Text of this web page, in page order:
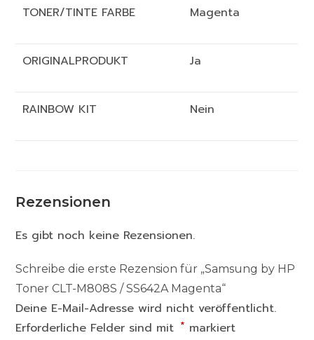
TONER/TINTE FARBE Magenta
ORIGINALPRODUKT Ja
RAINBOW KIT Nein
Rezensionen
Es gibt noch keine Rezensionen.
Schreibe die erste Rezension für „Samsung by HP
Toner CLT-M808S / SS642A Magenta“
Deine E-Mail-Adresse wird nicht veröffentlicht.
Erforderliche Felder sind mit * markiert